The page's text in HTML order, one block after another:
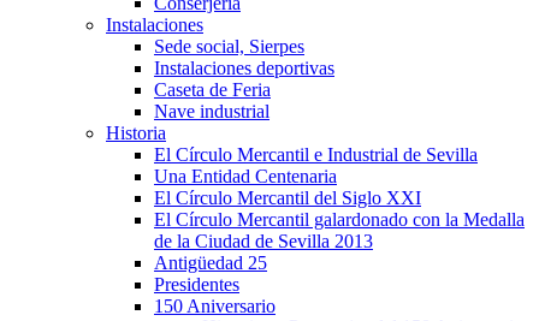
Instalaciones
Sede social, Sierpes
Instalaciones deportivas
Caseta de Feria
Nave industrial
Historia
El Círculo Mercantil e Industrial de Sevilla
Una Entidad Centenaria
El Círculo Mercantil del Siglo XXI
El Círculo Mercantil galardonado con la Medalla
de la Ciudad de Sevilla 2013
Antigüedad 25
Presidentes
150 Aniversario